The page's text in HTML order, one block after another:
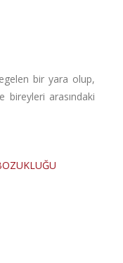
bir yara olup,
bireyleri arasındaki